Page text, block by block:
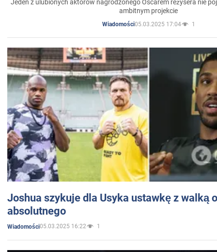
Jeden z ulubionych aktorów nagrodzonego Oscarem reżysera nie
ambitnym projekcie
Wiadomości05.03.2025 17:04 1
Joshua szykuje dla Usyka ustawkę z walką
absolutnego
Wiadomości05.03.2025 16:22 1